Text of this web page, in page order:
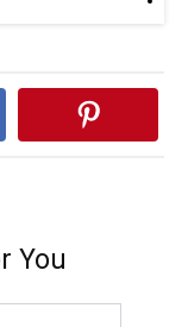
You